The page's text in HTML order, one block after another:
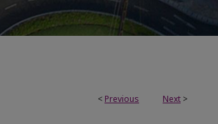
< Previous Next >